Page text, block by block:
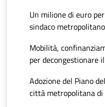
Un milione di euro
sindaco
Mobilità,
per decongestionare
Adozione del Piano
città metropolitana di